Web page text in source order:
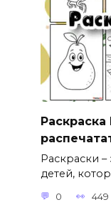
Раскраски
детей,
0 449